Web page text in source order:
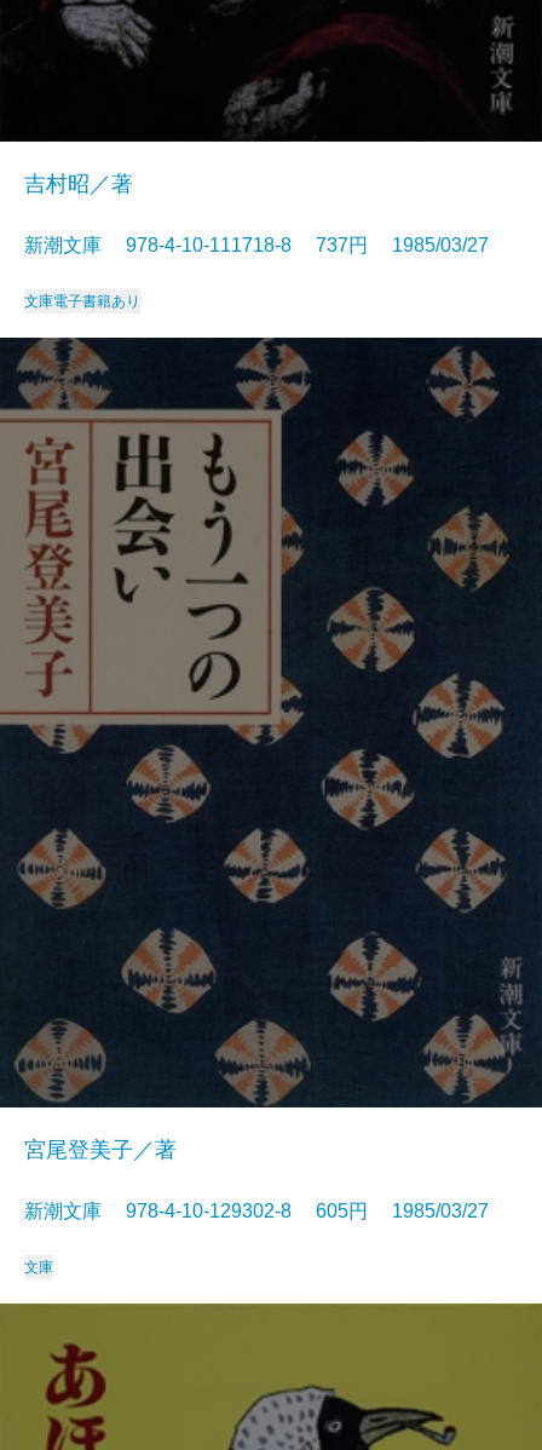
吉村昭／著
新潮文庫 978-4-10-111718-8 737円 1985/03/27
文庫電子書籍あり
宮尾登美子／著
新潮文庫 978-4-10-129302-8 605円 1985/03/27
文庫